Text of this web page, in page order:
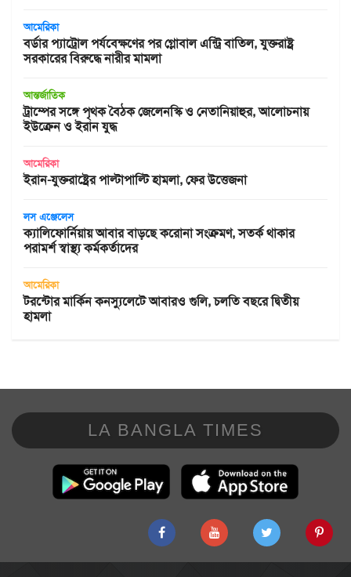
আমেরিকা
বর্ডার প্যাট্রোল পর্যবেক্ষণের পর গ্লোবাল এন্ট্রি বাতিল, যুক্তরাষ্ট্র
সরকারের বিরুদ্ধে নারীর মামলা
আন্তর্জাতিক
ট্রাম্পের সঙ্গে পৃথক বৈঠক জেলেনস্কি ও নেতানিয়াহুর, আলোচনায়
ইউক্রেন ও ইরান যুদ্ধ
আমেরিকা
ইরান-যুক্তরাষ্ট্রের পাল্টাপাল্টি হামলা, ফের উত্তেজনা
লস এঞ্জেলেস
ক্যালিফোর্নিয়ায় আবার বাড়ছে করোনা সংক্রমণ, সতর্ক থাকার
পরামর্শ স্বাস্থ্য কর্মকর্তাদের
আমেরিকা
টরন্টোর মার্কিন কনস্যুলেটে আবারও গুলি, চলতি বছরে দ্বিতীয়
হামলা
LA BANGLA TIMES